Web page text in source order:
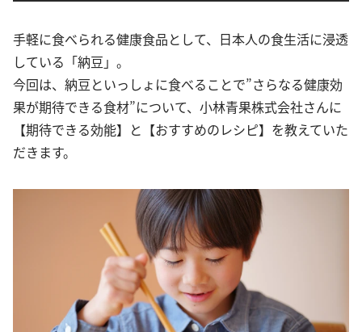
手軽に食べられる健康食品として、日本人の食生活に浸透
している「納豆」。
今回は、納豆といっしょに食べることで”さらなる健康効
果が期待できる食材”について、小林青果株式会社さんに
【期待できる効能】と【おすすめのレシピ】を教えていた
だきます。